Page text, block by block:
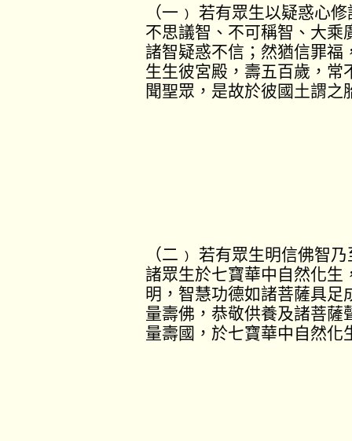
（一﹚ 若有眾生以疑惑心
不思議智、不可稱智、大
諸智疑惑不信；然猶信罪福
生生彼宮殿，壽五百歲，
聞聖眾，是故於彼國土謂之
（二﹚ 若有眾生明信佛智
諸眾生於七寶華中自然化生
明，智慧功德如諸菩薩具
量壽佛，恭敬供養及諸菩
量壽國，於七寶華中自然化